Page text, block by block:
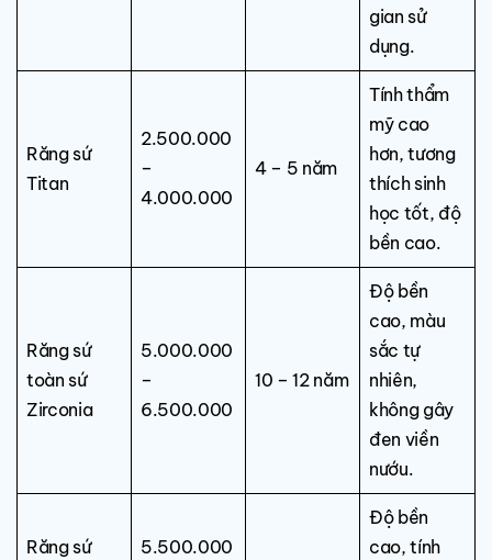
gian sử
dụng.
Răng sứ
Titan
2.500.000
–
4.000.000
4 – 5 năm
Tính thẩm
mỹ cao
hơn, tương
thích sinh
học tốt, độ
bền cao.
Răng sứ
toàn sứ
Zirconia
5.000.000
–
6.500.000
10 – 12 năm
Độ bền
cao, màu
sắc tự
nhiên,
không gây
đen viền
nướu.
Răng sứ
5.500.000
Độ bền
cao, tính